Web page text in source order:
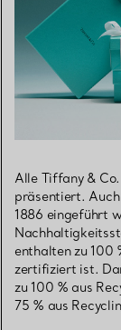
Alle Tiffany &
präsentiert.
1886 eingeführt
enthalten zu 100
zertifiziert ist.
zu 100 % aus
75 % aus